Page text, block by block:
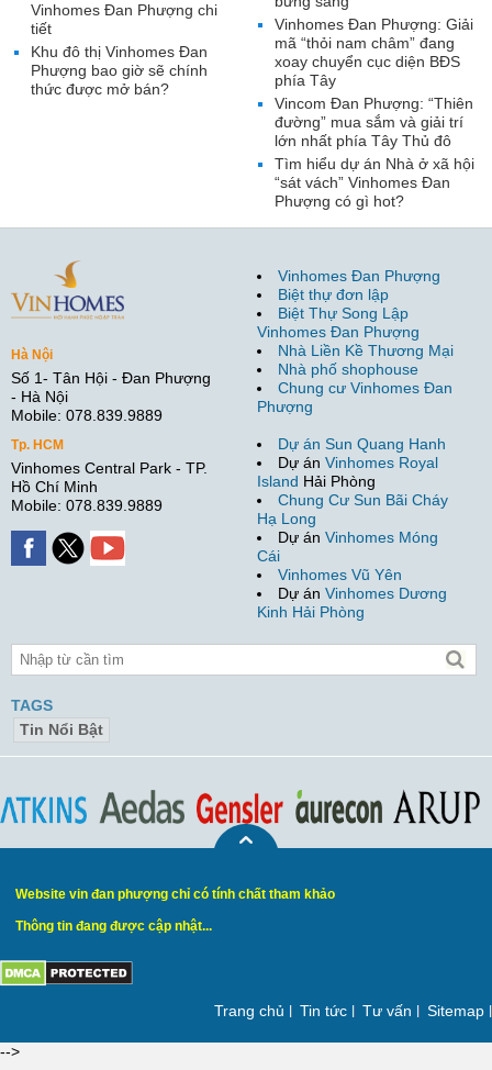
Vinhomes Đan Phượng: Giải
mã “thỏi nam châm” đang
xoay chuyển cục diện BĐS
phía Tây
Vincom Đan Phượng: “Thiên
đường” mua sắm và giải trí
lớn nhất phía Tây Thủ đô
Tìm hiểu dự án Nhà ở xã hội
“sát vách” Vinhomes Đan
Phượng có gì hot?
Vinhomes Đan Phượng chi
tiết
Khu đô thị Vinhomes Đan
Phượng bao giờ sẽ chính
thức được mở bán?
Hà Nội
Số 1- Tân Hội - Đan Phượng
- Hà Nội
Mobile: 078.839.9889
Tp. HCM
Vinhomes Central Park - TP.
Hồ Chí Minh
Mobile: 078.839.9889
Vinhomes Đan Phượng
Biệt thự đơn lập
Biệt Thự Song Lập
Vinhomes Đan Phượng
Nhà Liền Kề Thương Mại
Nhà phố shophouse
Chung cư Vinhomes Đan
Phượng
Dự án Sun Quang Hanh
Dự án Vinhomes Royal
Island Hải Phòng
Chung Cư Sun Bãi Cháy
Hạ Long
Dự án Vinhomes Móng
Cái
Vinhomes Vũ Yên
Dự án Vinhomes Dương
Kinh Hải Phòng
TAGS
Tin Nổi Bật
Website vin đan phượng chỉ có tính chất tham khảo
Thông tin đang được cập nhật...
Trang chủ Tin tức Tư vấn Sitemap
-->